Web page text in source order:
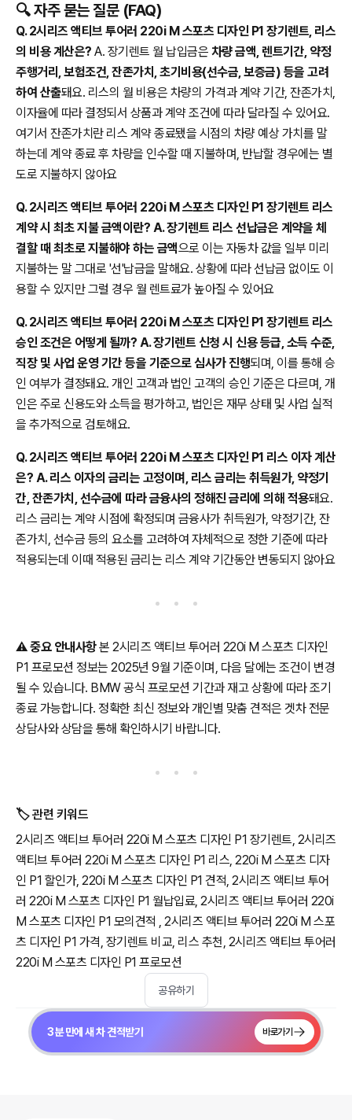
🔍 자주 묻는 질문 (FAQ)
Q. 2시리즈 액티브 투어러 220i M 스포츠 디자인 P1 장기렌트, 리스
의 비용 계산은? A. 장기렌트 월 납입금은 차량 금액, 렌트기간, 약정
주행거리, 보험조건, 잔존가치, 초기비용(선수금, 보증금) 등을 고려
하여 산출돼요. 리스의 월 비용은 차량의 가격과 계약 기간, 잔존가치,
이자율에 따라 결정되서 상품과 계약 조건에 따라 달라질 수 있어요.
여기서 잔존가치란 리스 계약 종료됐을 시점의 차량 예상 가치를 말
하는데 계약 종료 후 차량을 인수할 때 지불하며, 반납할 경우에는 별
도로 지불하지 않아요
Q. 2시리즈 액티브 투어러 220i M 스포츠 디자인 P1 장기렌트 리스
계약 시 최초 지불 금액이란? A. 장기렌트 리스 선납금은 계약을 체
결할 때 최초로 지불해야 하는 금액으로 이는 자동차 값을 일부 미리
지불하는 말 그대로 '선'납금을 말해요. 상황에 따라 선납금 없이도 이
용할 수 있지만 그럴 경우 월 렌트료가 높아질 수 있어요
Q. 2시리즈 액티브 투어러 220i M 스포츠 디자인 P1 장기렌트 리스
승인 조건은 어떻게 될까? A. 장기렌트 신청 시 신용 등급, 소득 수준,
직장 및 사업 운영 기간 등을 기준으로 심사가 진행되며, 이를 통해 승
인 여부가 결정돼요. 개인 고객과 법인 고객의 승인 기준은 다르며, 개
인은 주로 신용도와 소득을 평가하고, 법인은 재무 상태 및 사업 실적
을 추가적으로 검토해요.
Q. 2시리즈 액티브 투어러 220i M 스포츠 디자인 P1 리스 이자 계산
은? A. 리스 이자의 금리는 고정이며, 리스 금리는 취득원가, 약정기
간, 잔존가치, 선수금에 따라 금융사의 정해진 금리에 의해 적용돼요.
리스 금리는 계약 시점에 확정되며 금융사가 취득원가, 약정기간, 잔
존가치, 선수금 등의 요소를 고려하여 자체적으로 정한 기준에 따라
적용되는데 이때 적용된 금리는 리스 계약 기간동안 변동되지 않아요
⚠️중요 안내사항본 2시리즈 액티브 투어러 220i M 스포츠 디자인
P1 프로모션 정보는 2025년 9월 기준이며, 다음 달에는 조건이 변경
될 수 있습니다. BMW 공식 프로모션 기간과 재고 상황에 따라 조기
종료 가능합니다. 정확한 최신 정보와 개인별 맞춤 견적은 겟차 전문
상담사와 상담을 통해 확인하시기 바랍니다.
🏷️ 관련 키워드
2시리즈 액티브 투어러 220i M 스포츠 디자인 P1 장기렌트, 2시리즈
액티브 투어러 220i M 스포츠 디자인 P1 리스, 220i M 스포츠 디자
인 P1 할인가, 220i M 스포츠 디자인 P1 견적, 2시리즈 액티브 투어
러 220i M 스포츠 디자인 P1 월납입료, 2시리즈 액티브 투어러 220i
M 스포츠 디자인 P1 모의견적 , 2시리즈 액티브 투어러 220i M 스포
츠 디자인 P1 가격, 장기렌트 비교, 리스 추천, 2시리즈 액티브 투어러
220i M 스포츠 디자인 P1 프로모션
공유하기
3분 만에 새 차 견적받기 바로가기